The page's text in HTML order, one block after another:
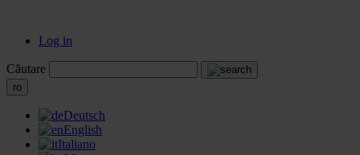
Log in
Căutare
ro
Deutsch
English
Italiano